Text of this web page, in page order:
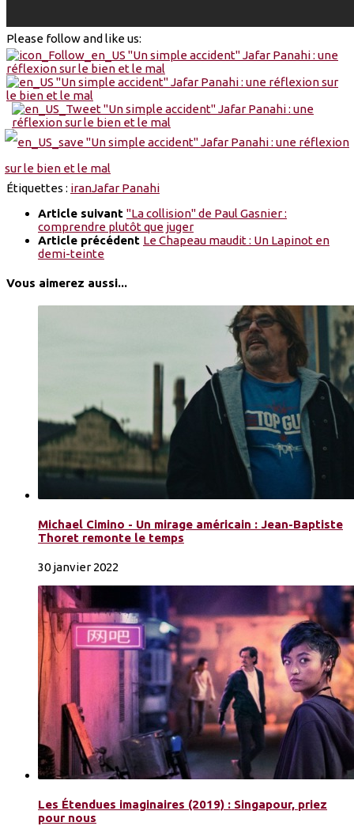
Please follow and like us:
Étiquettes : iranJafar Panahi
Article suivant "La collision" de Paul Gasnier :
comprendre plutôt que juger
Article précédent Le Chapeau maudit : Un Lapinot en
demi-teinte
Vous aimerez aussi...
Michael Cimino - Un mirage américain : Jean-Baptiste
Thoret remonte le temps
30 janvier 2022
Les Étendues imaginaires (2019) : Singapour, priez
pour nous